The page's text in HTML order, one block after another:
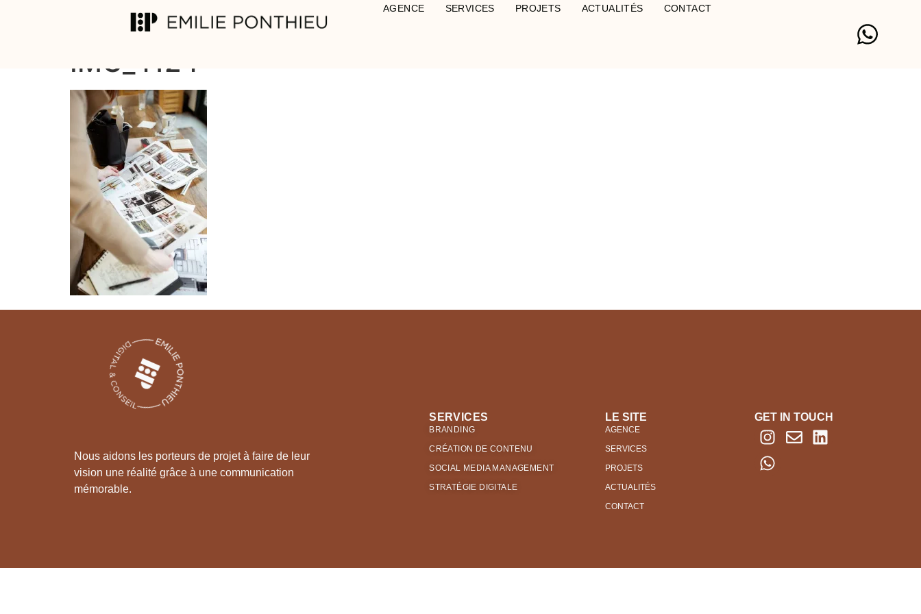
AGENCE SERVICES PROJETS ACTUALITÉS CONTACT
IMG_4124
Nous aidons les porteurs de projet à faire de leur
vision une réalité grâce à une communication
mémorable.
SERVICES
BRANDING
CRÉATION DE CONTENU
SOCIAL MEDIA MANAGEMENT
STRATÉGIE DIGITALE
LE SITE
AGENCE
SERVICES
PROJETS
ACTUALITÉS
CONTACT
GET IN TOUCH